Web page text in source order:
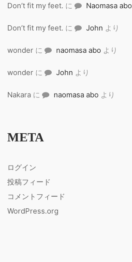
Don’t fit my feet. に Naomasa abo
Don’t fit my feet. に John より
wonder に naomasa abo より
wonder に John より
Nakara に naomasa abo より
META
ログイン
投稿フィード
コメントフィード
WordPress.org